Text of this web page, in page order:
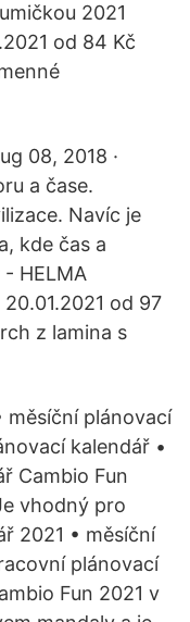
2021
od 84 Kč
08, 2018 ·
a čase.
Navíc je
kde čas a
HELMA
od 97
z lamina s
měsíční plánovací
kalendář •
Cambio Fun
vhodný pro
2021 • měsíční
plánovací
Fun 2021 v